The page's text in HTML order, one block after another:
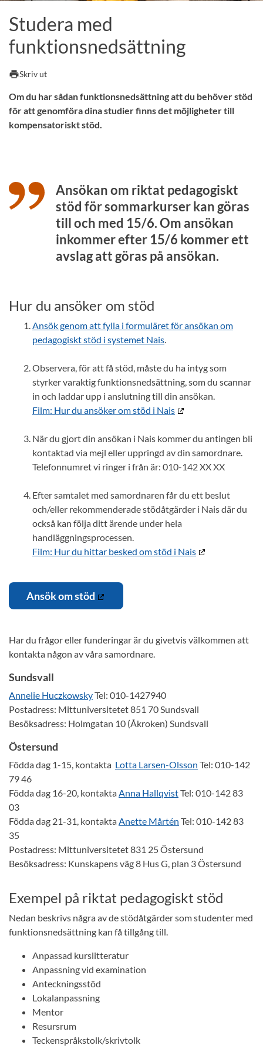
Studera med
funktionsnedsättning
printSkriv ut
Om du har sådan funktionsnedsättning att du behöver stöd
för att genomföra dina studier finns det möjligheter till
kompensatoriskt stöd.
Ansökan om riktat pedagogiskt
stöd för sommarkurser kan göras
till och med 15/6. Om ansökan
inkommer efter 15/6 kommer ett
avslag att göras på ansökan.
Hur du ansöker om stöd
Ansök genom att fylla i formuläret för ansökan om
pedagogiskt stöd i systemet Nais.
Observera, för att få stöd, måste du ha intyg som
styrker varaktig funktionsnedsättning, som du scannar
in och laddar upp i anslutning till din ansökan.
Film: Hur du ansöker om stöd i Nais
När du gjort din ansökan i Nais kommer du antingen bli
kontaktad via mejl eller uppringd av din samordnare.
Telefonnumret vi ringer i från är: 010-142 XX XX
Efter samtalet med samordnaren får du ett beslut
och/eller rekommenderade stödåtgärder i Nais där du
också kan följa ditt ärende under hela
handläggningsprocessen.
Film: Hur du hittar besked om stöd i Nais
Ansök om stöd
Har du frågor eller funderingar är du givetvis välkommen att
kontakta någon av våra samordnare.
Sundsvall
Annelie HuczkowskyTel: 010-1427940
Postadress: Mittuniversitetet 851 70 Sundsvall
Besöksadress: Holmgatan 10 (Åkroken) Sundsvall
Östersund
Födda dag 1-15, kontakta Lotta Larsen-Olsson Tel: 010-142
79 46
Födda dag 16-20, kontaktaAnna HallqvistTel: 010-142 83
03
Födda dag 21-31, kontaktaAnette Mårtén Tel: 010-142 83
35
Postadress: Mittuniversitetet 831 25 Östersund
Besöksadress: Kunskapens väg 8 Hus G, plan 3 Östersund
Exempel på riktat pedagogiskt stöd
Nedan beskrivs några av de stödåtgärder som studenter med
funktionsnedsättning kan få tillgång till.
Anpassad kurslitteratur
Anpassning vid examination
Anteckningsstöd
Lokalanpassning
Mentor
Resursrum
Teckenspråkstolk/skrivtolk